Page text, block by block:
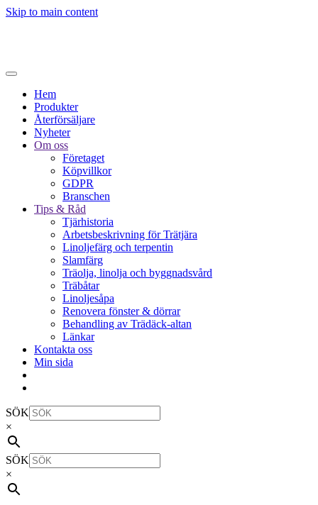
Skip to main content
Hem
Produkter
Återförsäljare
Nyheter
Om oss
Företaget
Köpvillkor
GDPR
Branschen
Tips & Råd
Tjärhistoria
Arbetsbeskrivning för Trätjära
Linoljefärg och terpentin
Slamfärg
Träolja, linolja och byggnadsvård
Träbåtar
Linoljesåpa
Renovera fönster & dörrar
Behandling av Trädäck-altan
Länkar
Kontakta oss
Min sida
SÖK
×
SÖK
×